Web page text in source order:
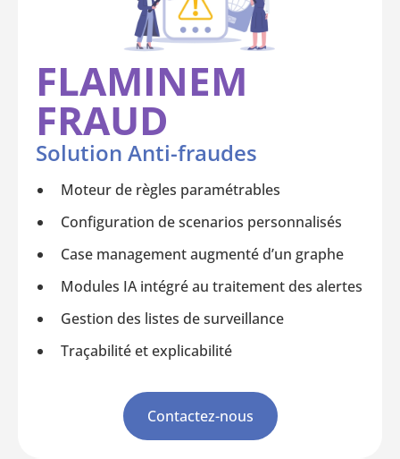
FLAMINEM
FRAUD
Solution Anti-fraudes
Moteur de règles paramétrables
Configuration de scenarios personnalisés
Case management augmenté d’un graphe
Modules IA intégré au traitement des alertes
Gestion des listes de surveillance
Traçabilité et explicabilité
Contactez-nous